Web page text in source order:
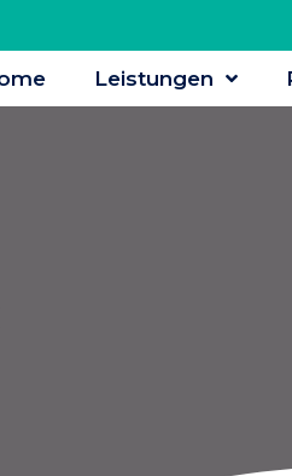
Leistungen